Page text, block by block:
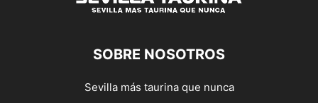
SOBRE NOSOTROS
Sevilla más taurina que nunca